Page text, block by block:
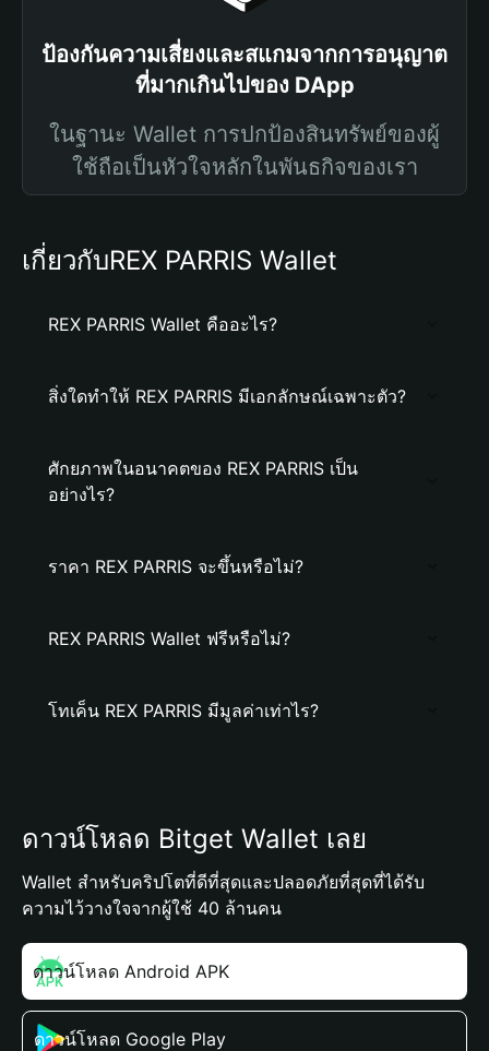
ป้องกันความเสี่ยงและสแกมจากการอนุญาต
ที่มากเกินไปของ DApp
ในฐานะ Wallet การปกป้องสินทรัพย์ของผู้
ใช้ถือเป็นหัวใจหลักในพันธกิจของเรา
เกี่ยวกับREX PARRIS Wallet
REX PARRIS Wallet คืออะไร?
สิ่งใดทำให้ REX PARRIS มีเอกลักษณ์เฉพาะตัว?
ศักยภาพในอนาคตของ REX PARRIS เป็น
อย่างไร?
ราคา REX PARRIS จะขึ้นหรือไม่?
REX PARRIS Wallet ฟรีหรือไม่?
โทเค็น REX PARRIS มีมูลค่าเท่าไร?
ดาวน์โหลด Bitget Wallet เลย
Wallet สำหรับคริปโตที่ดีที่สุดและปลอดภัยที่สุดที่ได้รับ
ความไว้วางใจจากผู้ใช้ 40 ล้านคน
ดาวน์โหลด Android APK
ดาวน์โหลด Google Play